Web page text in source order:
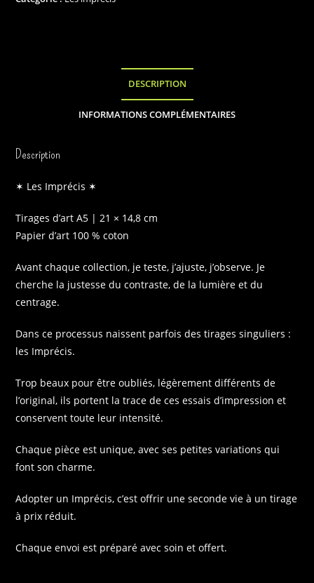
DESCRIPTION
INFORMATIONS COMPLÉMENTAIRES
Description
✶ Les Imprécis ✶
Tirages d’art A5 | 21 × 14,8 cm
Papier d’art 100 % coton
Avant chaque collection, je teste, j’ajuste, j’observe. Je
cherche la justesse du contraste, de la lumière et du
centrage.
Dans ce processus naissent parfois des tirages singuliers :
les Imprécis.
Trop beaux pour être oubliés, légèrement différents de
l’original, ils portent la trace de ces essais d’impression et
conservent toute leur intensité.
Chaque pièce est unique, avec ses petites variations qui
font son charme.
Adopter un Imprécis, c’est offrir une seconde vie à un tirage
à prix réduit.
Chaque envoi est préparé avec soin et offert.